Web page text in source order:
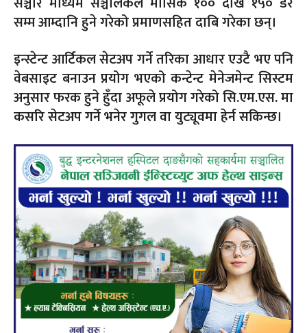
सम्म आम्दानि हुने गरेको प्रमाणसहित दाबि गरेका छन्।
इन्स्टेन्ट आर्टिकल सेटअप गर्ने तरिका आधार एउटै भए पनि
वेबसाइट बनाउन प्रयोग भएको कन्टेन्ट मेनेजमेन्ट सिस्टम
अनुसार फरक हुने हुँदा अफूले प्रयोग गरेको सि.एम.एस. मा
कसरि सेटअप गर्ने भनेर गुगल वा युट्यूवमा हेर्न सकिन्छ।